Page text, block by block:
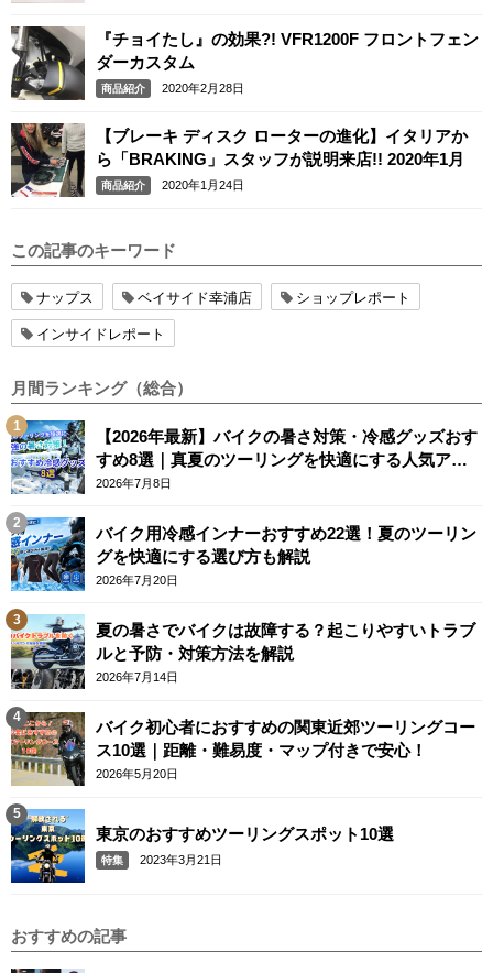
『チョイたし』の効果?! VFR1200F フロントフェン
ダーカスタム
商品紹介 2020年2月28日
【ブレーキ ディスク ローターの進化】イタリアか
ら「BRAKING」スタッフが説明来店!! 2020年1月
商品紹介 2020年1月24日
この記事のキーワード
ナップス ベイサイド幸浦店 ショップレポート
インサイドレポート
月間ランキング（総合）
【2026年最新】バイクの暑さ対策・冷感グッズおす
すめ8選｜真夏のツーリングを快適にする人気アイ
テム
2026年7月8日
バイク用冷感インナーおすすめ22選！夏のツーリン
グを快適にする選び方も解説
2026年7月20日
夏の暑さでバイクは故障する？起こりやすいトラブ
ルと予防・対策方法を解説
2026年7月14日
バイク初心者におすすめの関東近郊ツーリングコー
ス10選｜距離・難易度・マップ付きで安心！
2026年5月20日
東京のおすすめツーリングスポット10選
特集 2023年3月21日
おすすめの記事